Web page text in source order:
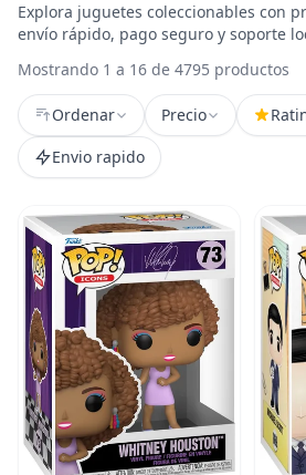
Explora juguetes coleccionables con
envío rápido, pago seguro y soporte
Mostrando 1 a 16 de 4795 productos
Ordenar Precio
Envio rapido